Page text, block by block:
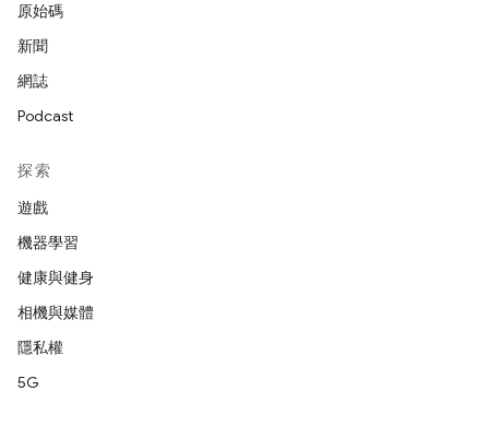
原始碼
新聞
網誌
Podcast
探索
遊戲
機器學習
健康與健身
相機與媒體
隱私權
5G